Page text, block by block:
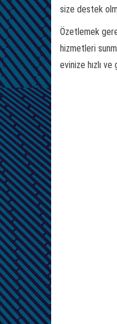
size destek
Özetlemek
hizmetleri
evinize hızlı ve